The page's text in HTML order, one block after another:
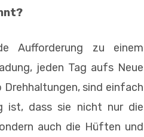
Aufforderung zu einem
jeden Tag aufs Neue
sind einfach
ist, dass sie nicht nur die
auch die Hüften und